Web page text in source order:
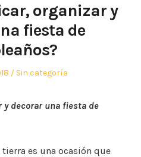
organizar y
fiesta de
Posted
Sin categoría
y decorar una fiesta de
es una ocasión que